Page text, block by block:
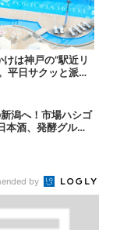
は神戸の”駅近リ
平日サクッと派
ツリ派も！タイ...
潟へ！市場ハシゴ
本酒、発酵グルメ
by